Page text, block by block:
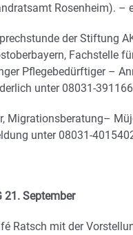
Rosenheim). –
der Stiftung
Fachstelle
Pflegebedürftiger –
unter 08031-
Migrationsberatung–
unter 08031-
21. September
Ratsch mit der